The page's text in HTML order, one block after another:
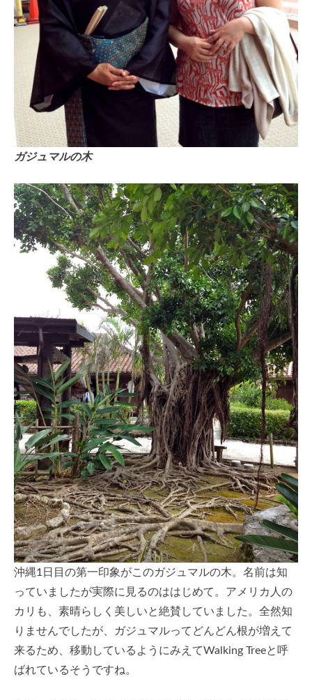
ガジュマルの木
沖縄1日目の第一印象がこのガジュマルの木。名前は知
っていましたが実際に見るのははじめて。アメリカ人の
カリも、素晴らしく美しいと絶賛していました。全然知
りませんでしたが、ガジュマルってどんどん根が増えて
来るため、移動しているようにみえてWalking Treeと呼
ばれているそうですね。